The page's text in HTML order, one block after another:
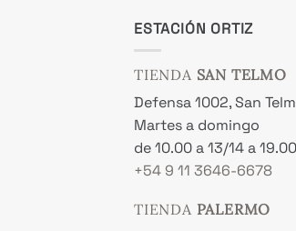
ESTACIÓN ORTIZ
TIENDA SAN TELMO
Defensa 1002, San
Martes a domingo
de 10.00 a 13/14 a
+54 9 11 3646-6678
TIENDA PALERMO